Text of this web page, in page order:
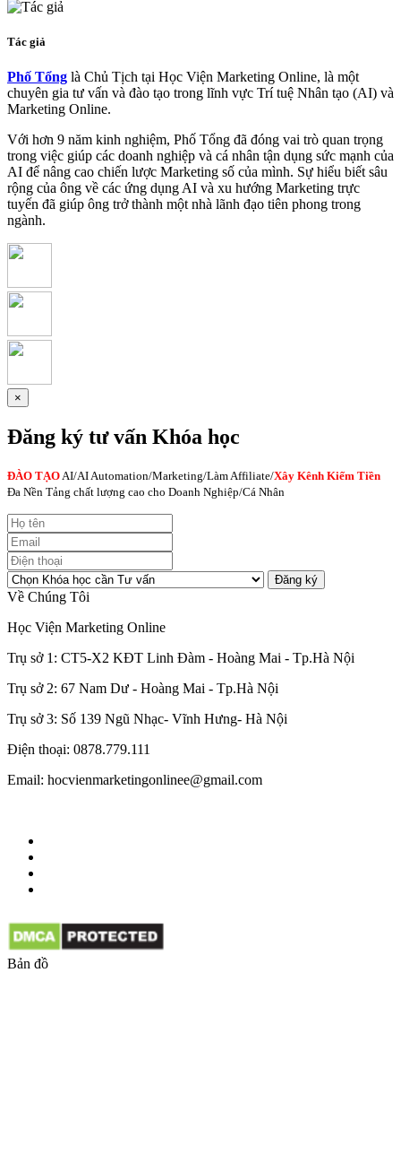
Tác giả
Phố Tổng là Chủ Tịch tại Học Viện Marketing Online, là một
chuyên gia tư vấn và đào tạo trong lĩnh vực Trí tuệ Nhân tạo (AI) và
Marketing Online.
Với hơn 9 năm kinh nghiệm, Phố Tổng đã đóng vai trò quan trọng
trong việc giúp các doanh nghiệp và cá nhân tận dụng sức mạnh của
AI để nâng cao chiến lược Marketing số của mình. Sự hiểu biết sâu
rộng của ông về các ứng dụng AI và xu hướng Marketing trực
tuyến đã giúp ông trở thành một nhà lãnh đạo tiên phong trong
ngành.
×
Đăng ký tư vấn Khóa học
ĐÀO TẠOAI/AI Automation/Marketing/Làm Affiliate/Xây Kênh Kiếm Tiền
Đa Nền Tảng chất lượng cao cho Doanh Nghiệp/Cá Nhân
Đăng ký
Về Chúng Tôi
Học Viện Marketing Online
Trụ sở 1: CT5-X2 KĐT Linh Đàm - Hoàng Mai - Tp.Hà Nội
Trụ sở 2: 67 Nam Dư - Hoàng Mai - Tp.Hà Nội
Trụ sở 3: Số 139 Ngũ Nhạc- Vĩnh Hưng- Hà Nội
Điện thoại: 0878.779.111
Email: hocvienmarketingonlinee@gmail.com
Bản đồ